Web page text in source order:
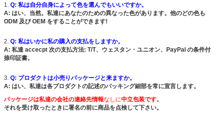
1. Q: 私は自分自身によって色を選んでもいいですか。
A: はい、当然。私達にあなたのための異なった色があります。他のどの色も
ODM 及び OEM をすることができます!
2. Q: 私はいかに私の購入の支払をしますか。
A: 私達 accecpt 次の支払方法: T/T、ウェスタン・ユニオン、PayPal の条件付
捺印証書。
3. Q: プロダクトは小売りパッケージと来ますか。
A: はい、私達は各プロダクトの記述のパッキング細部を常に宣言します。
パッケージは私達の会社の連絡先情報なしに中立包装です。
それを受け取ったときに署名の前に商品を点検して下さい。